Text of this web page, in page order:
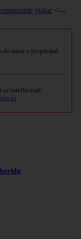
viajar <---
de autor o propiedad
or intellectual